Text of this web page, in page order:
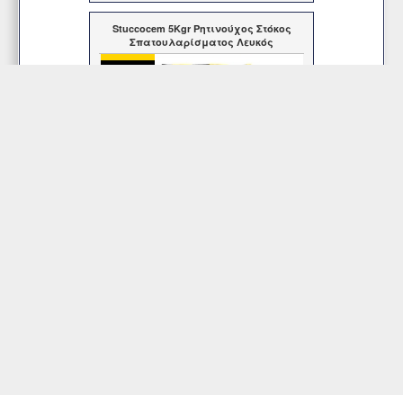
Stuccocem 5Kgr Ρητινούχος Στόκος
Σπατουλαρίσματος Λευκός